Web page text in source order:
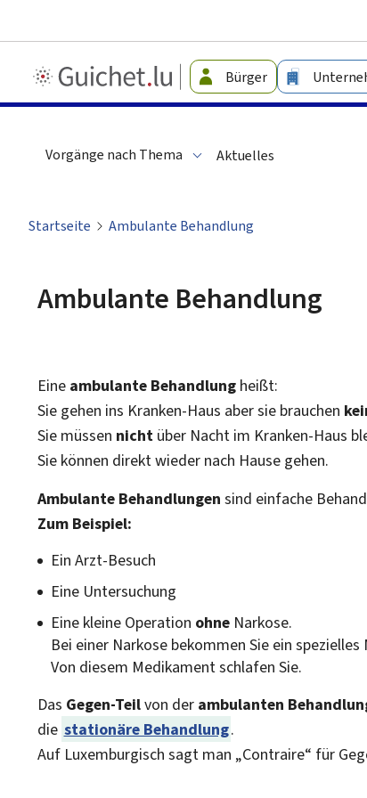
Guichet.lu
-
Bürger
Vorgänge nach Thema Aktuelles
Startseite Ambulante Behandlung
Ambulante Behandlung
Eine ambulante Behandlung heißt:
Sie gehen ins Kranken-Haus aber sie brauchen
Sie müssen nicht über Nacht im Kranken-Haus
Sie können direkt wieder nach Hause gehen.
Ambulante Behandlungen sind einfache
Zum Beispiel:
Ein Arzt-Besuch
Eine Untersuchung
Eine kleine Operation ohne Narkose.
Bei einer Narkose bekommen Sie ein
Von diesem Medikament schlafen Sie.
Das Gegen-Teilvon der ambulanten
die stationäre Behandlung.
Auf Luxemburgisch sagt man „Contraire“ für